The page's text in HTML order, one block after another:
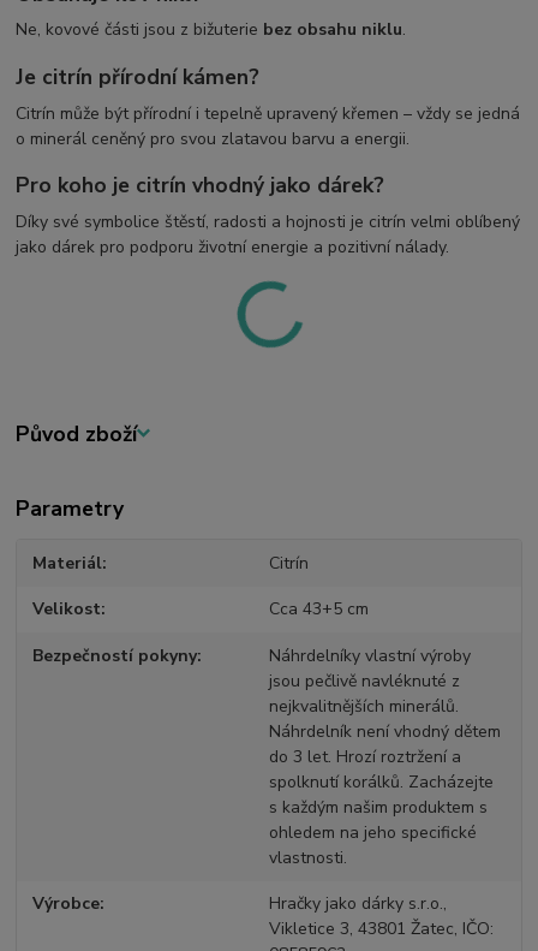
Ne, kovové části jsou z bižuterie bez obsahu niklu.
Je citrín přírodní kámen?
Citrín může být přírodní i tepelně upravený křemen – vždy se jedná
o minerál ceněný pro svou zlatavou barvu a energii.
Pro koho je citrín vhodný jako dárek?
Díky své symbolice štěstí, radosti a hojnosti je citrín velmi oblíbený
jako dárek pro podporu životní energie a pozitivní nálady.
Původ zboží
Parametry
Materiál Citrín
Velikost Cca 43+5 cm
Bezpečností pokyny
Náhrdelníky vlastní výroby
jsou pečlivě navléknuté z
nejkvalitnějších minerálů.
Náhrdelník není vhodný dětem
do 3 let. Hrozí roztržení a
spolknutí korálků. Zacházejte
s každým našim produktem s
ohledem na jeho specifické
vlastnosti.
Výrobce
Hračky jako dárky s.r.o.,
Vikletice 3, 43801 Žatec, IČO: